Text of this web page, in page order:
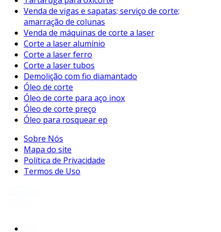
Venda de vigas e sapatas; serviço de corte;
amarração de colunas
Venda de máquinas de corte a laser
Corte a laser alumínio
Corte a laser ferro
Corte a laser tubos
Demolição com fio diamantado
Óleo de corte
Óleo de corte para aço inox
Óleo de corte preço
Óleo para rosquear ep
Sobre Nós
Mapa do site
Política de Privacidade
Termos de Uso